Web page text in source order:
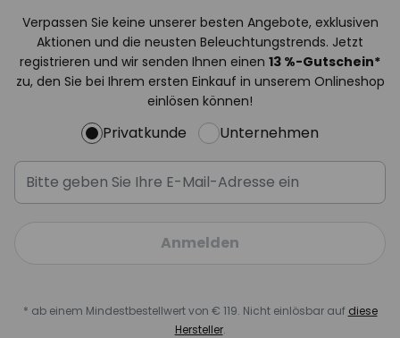
Verpassen Sie keine unserer besten Angebote, exklusiven
Aktionen und die neusten Beleuchtungstrends. Jetzt
registrieren und wir senden Ihnen einen 13 %-Gutschein*
zu, den Sie bei Ihrem ersten Einkauf in unserem Onlineshop
einlösen können!
Privatkunde Unternehmen
Anmelden
* ab einem Mindestbestellwert von € 119. Nicht einlösbar auf diese
Hersteller.